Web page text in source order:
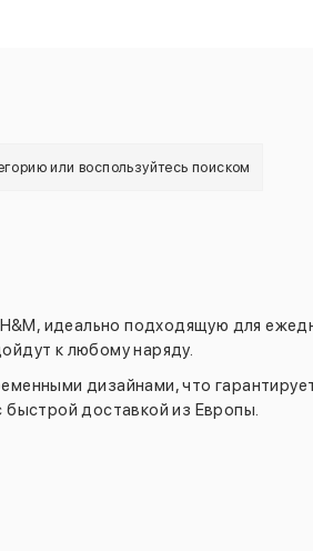
или воспользуйтесь поиском
идеально подходящую для
к любому наряду.
дизайнами, что
доставкой из Европы.